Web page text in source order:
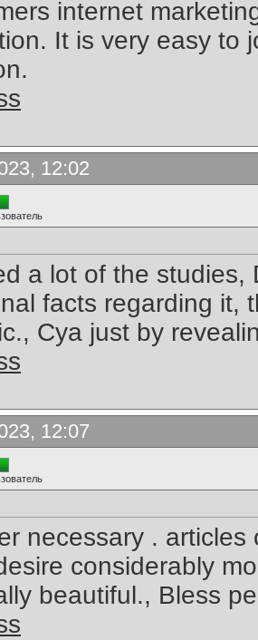
internet
It is very easy to
12:02
a lot of the studies,
facts regarding it,
Cya just by
12:07
necessary .
considerably
beautiful., Bless